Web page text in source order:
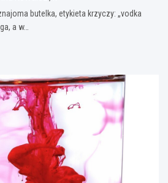
butelka, etykieta krzyczy: „vodka
a w…